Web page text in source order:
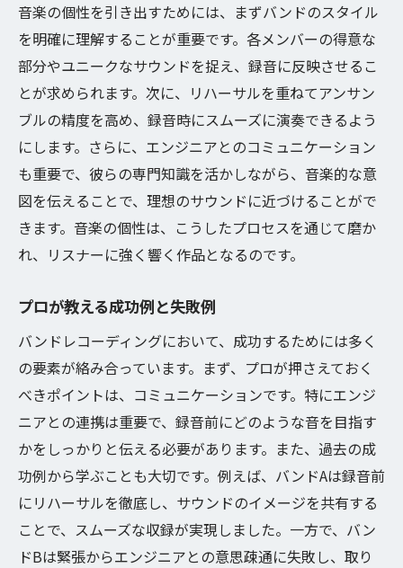
基本的な収録方法とその手順
失敗しない録音のためのアドバイス
バンドレコーディング初心者に向けたガイ
ド
バンドレコーディングで音楽の新たな地平を切
り開く方法
新しいサウンドを作り出すためのアプロー
チ
クリエイティブな録音技術の紹介
革新的なレコーディング手法を試す
バンドの個性を引き立てる方法
未来の音楽を創造するためのステップ
プロが教えるバンドレコーディングセットアッ
プのコツ
プロが推奨するレコーディング環境
セットアップ時に注意すべき細かな点
効率的な機材配置とセッティング
プロのスタジオ並みの音質を家庭で実現
音楽の個性を引き出すためには、まずバンドのスタイル
を明確に理解することが重要です。各メンバーの得意な
部分やユニークなサウンドを捉え、録音に反映させるこ
とが求められます。次に、リハーサルを重ねてアンサン
ブルの精度を高め、録音時にスムーズに演奏できるよう
にします。さらに、エンジニアとのコミュニケーション
も重要で、彼らの専門知識を活かしながら、音楽的な意
図を伝えることで、理想のサウンドに近づけることがで
きます。音楽の個性は、こうしたプロセスを通じて磨か
れ、リスナーに強く響く作品となるのです。
プロが教える成功例と失敗例
バンドレコーディングにおいて、成功するためには多く
の要素が絡み合っています。まず、プロが押さえておく
べきポイントは、コミュニケーションです。特にエンジ
ニアとの連携は重要で、録音前にどのような音を目指す
かをしっかりと伝える必要があります。また、過去の成
功例から学ぶことも大切です。例えば、バンドAは録音前
にリハーサルを徹底し、サウンドのイメージを共有する
ことで、スムーズな収録が実現しました。一方で、バン
ドBは緊張からエンジニアとの意思疎通に失敗し、取り